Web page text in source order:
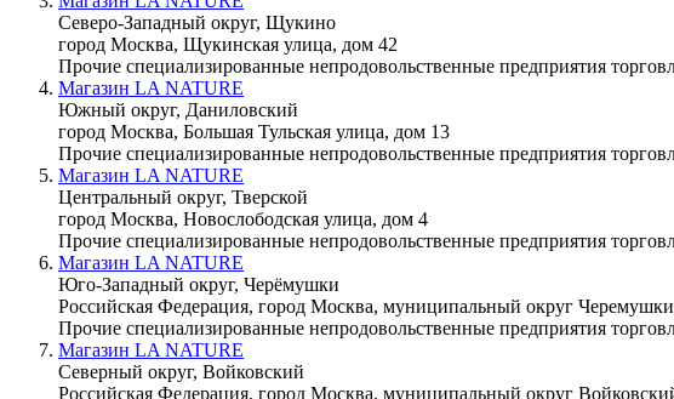
Северо-Западный округ, Щукино
город Москва, Щукинская улица, дом 42
Прочие специализированные непродовольственные предприятия
Магазин LA NATURE
Южный округ, Даниловский
город Москва, Большая Тульская улица, дом 13
Прочие специализированные непродовольственные предприятия
Магазин LA NATURE
Центральный округ, Тверской
город Москва, Новослободская улица, дом 4
Прочие специализированные непродовольственные предприятия
Магазин LA NATURE
Юго-Западный округ, Черёмушки
Российская Федерация, город Москва, муниципальный округ
Прочие специализированные непродовольственные предприятия
Магазин LA NATURE
Северный округ, Войковский
Российская Федерация, город Москва, муниципальный округ